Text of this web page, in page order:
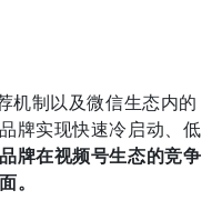
机制以及微信生态内的
牌实现快速冷启动、低
牌在视频号生态的竞争
。